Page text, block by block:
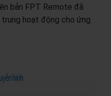
bản FPT Remote đã
hoạt động cho ứng